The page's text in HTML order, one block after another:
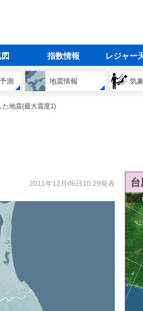
指数情報 レジャー
測 地震情報 気
た地震(最大震度1)
2011年12月06日10:29発表